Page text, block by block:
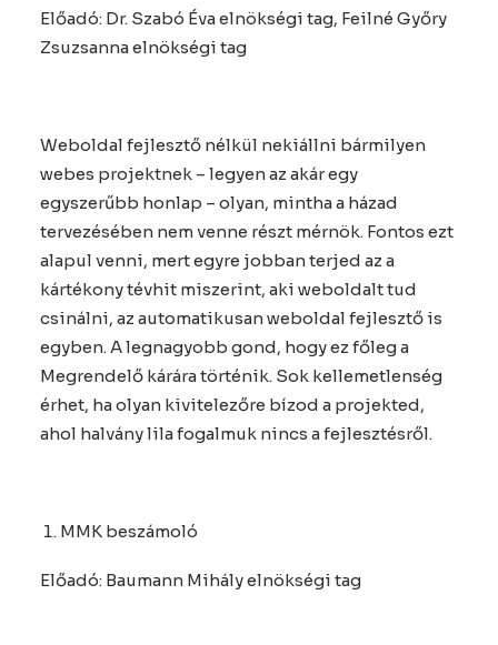
Előadó: Dr. Szabó Éva elnökségi tag, Feilné Győry
Zsuzsanna elnökségi tag
Weboldal fejlesztő nélkül nekiállni bármilyen
webes projektnek – legyen az akár egy
egyszerűbb honlap – olyan, mintha a házad
tervezésében nem venne részt mérnök. Fontos ezt
alapul venni, mert egyre jobban terjed az a
kártékony tévhit miszerint, aki weboldalt tud
csinálni, az automatikusan weboldal fejlesztő is
egyben. A legnagyobb gond, hogy ez főleg a
Megrendelő kárára történik. Sok kellemetlenség
érhet, ha olyan kivitelezőre bízod a projekted,
ahol halvány lila fogalmuk nincs a fejlesztésről.
MMK beszámoló
Előadó: Baumann Mihály elnökségi tag